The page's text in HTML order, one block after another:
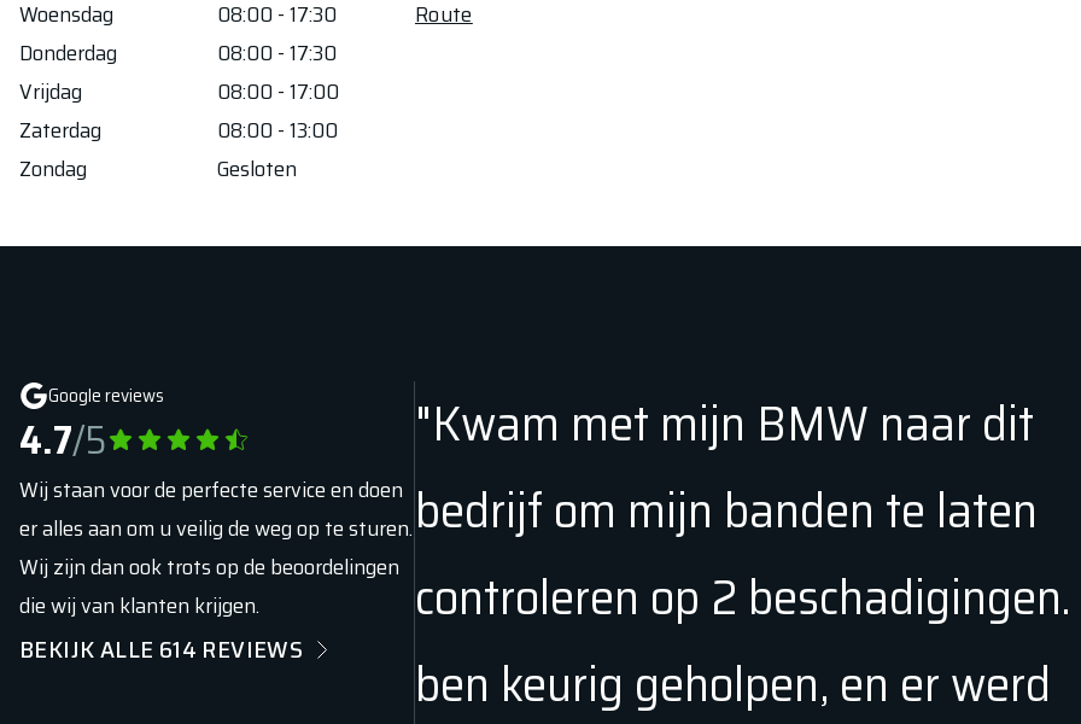
Woensdag
08:00 - 17:30
Donderdag
08:00 - 17:30
Vrijdag
08:00 - 17:00
Zaterdag
08:00 - 13:00
Zondag
Gesloten
Route
Google reviews
4.7/5
Wij staan voor de perfecte service en doen
er alles aan om u veilig de weg op te sturen.
Wij zijn dan ook trots op de beoordelingen
die wij van klanten krijgen.
BEKIJK ALLE 614 REVIEWS
"Kwam met mijn BMW naar dit
bedrijf om mijn banden te laten
controleren op 2
ben keurig geholpen, en er werd